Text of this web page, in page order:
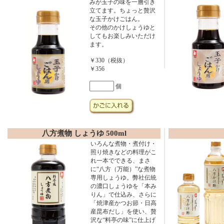
みが玉子の味を一層引き
立てます。ちょっと贅沢
な玉子かけごはん。
その他のかけしょうゆと
してもお楽しみいただけ
ます。
￥330（税抜）
￥356
個
八方煮物 しょうゆ 500ml
いろんな煮物・煮付け・
照り焼きなどの料理がこ
れ一本でできる、まさ
に“八方（万能）”な煮物
専用しょうゆ。弊社伝統
の濃口しょうゆを「本み
りん」で仕込み、さらに
「焼津産かつお節・日高
産昆布だし」を使い、贅
沢な“料亭の味”に仕上げ